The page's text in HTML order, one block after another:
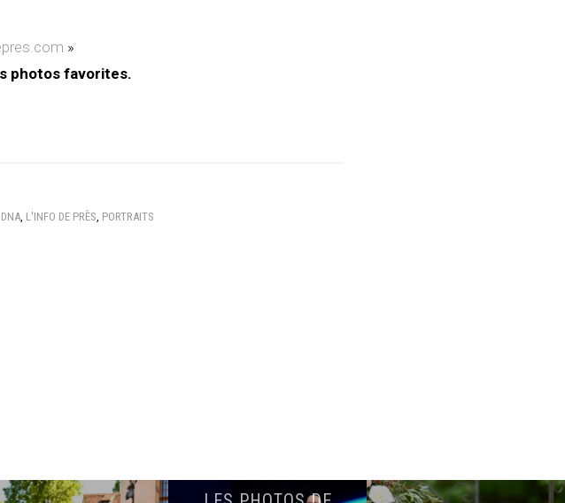
»
photos favorites.
DNA, L'INFO DE PRÈS, PORTRAITS